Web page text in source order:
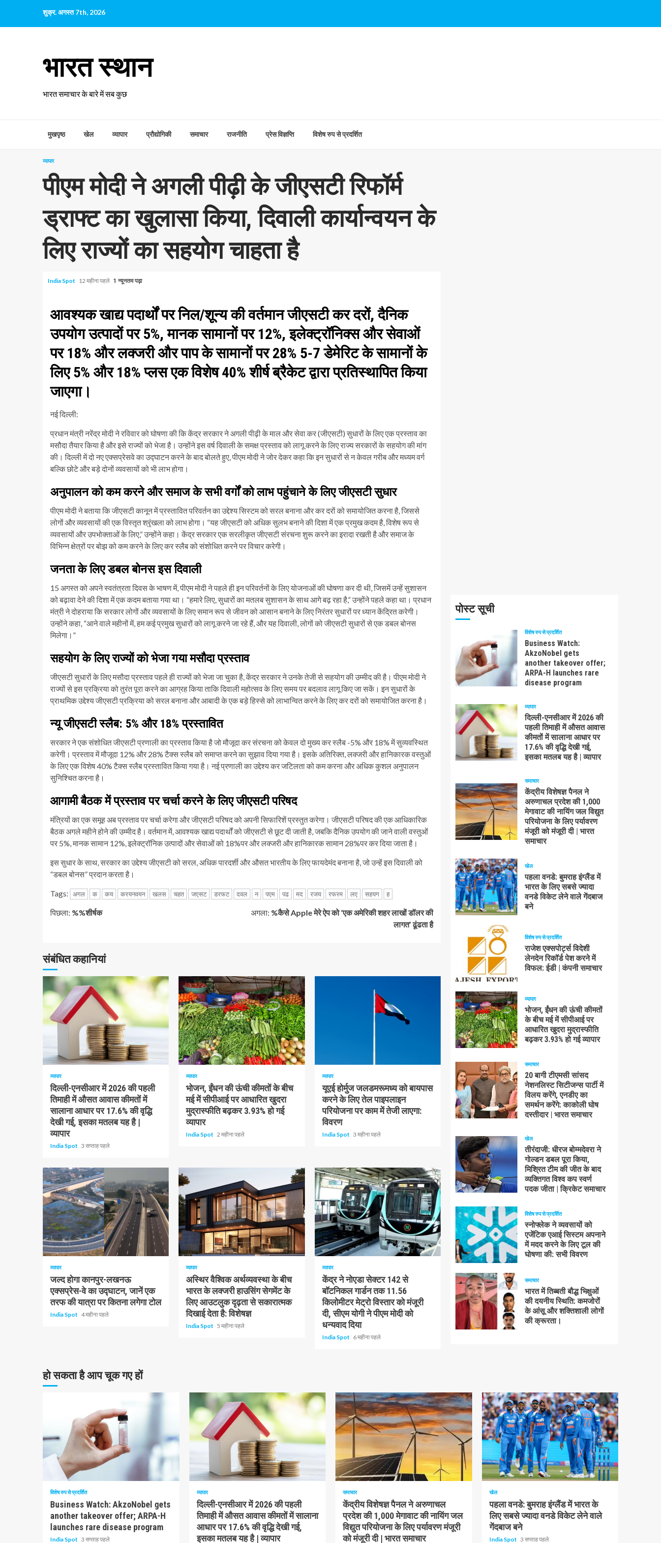
पर
शुक्र. अगस्त 7th, 2026
भारत स्थान
भारत समाचार के बारे में सब कुछ
मुखपृष्ठ खेल व्यापार प्रौद्योगिकी समाचार राजनीति प्रेस विज्ञप्ति विशेष रुप से प्रदर्शित
व्यापार
पीएम मोदी ने अगली पीढ़ी के जीएसटी रिफॉर्म
ड्राफ्ट का खुलासा किया, दिवाली कार्यान्वयन के
लिए राज्यों का सहयोग चाहता है
India Spot 12 महीना पहले 1 न्यूनतम पढ़ा
आवश्यक खाद्य पदार्थों पर निल/शून्य की वर्तमान जीएसटी कर दरों, दैनिक
उपयोग उत्पादों पर 5%, मानक सामानों पर 12%, इलेक्ट्रॉनिक्स और सेवाओं
पर 18% और लक्जरी और पाप के सामानों पर 28% 5-7 डेमेरिट के सामानों के
लिए 5% और 18% प्लस एक विशेष 40% शीर्ष ब्रैकेट द्वारा प्रतिस्थापित किया
जाएगा।
नई दिल्ली:
प्रधान मंत्री नरेंद्र मोदी ने रविवार को घोषणा की कि केंद्र सरकार ने अगली पीढ़ी के माल और सेवा कर (जीएसटी) सुधारों के लिए एक प्रस्ताव का
मसौदा तैयार किया है और इसे राज्यों को भेजा है। उन्होंने इस वर्ष दिवाली के समक्ष प्रस्ताव को लागू करने के लिए राज्य सरकारों के सहयोग की मांग
की। दिल्ली में दो नए एक्सप्रेसवे का उद्घाटन करने के बाद बोलते हुए, पीएम मोदी ने जोर देकर कहा कि इन सुधारों से न केवल गरीब और मध्यम वर्ग
बल्कि छोटे और बड़े दोनों व्यवसायों को भी लाभ होगा।
अनुपालन को कम करने और समाज के सभी वर्गों को लाभ पहुंचाने के लिए जीएसटी सुधार
पीएम मोदी ने बताया कि जीएसटी कानून में प्रस्तावित परिवर्तन का उद्देश्य सिस्टम को सरल बनाना और कर दरों को समायोजित करना है, जिससे
लोगों और व्यवसायों की एक विस्तृत श्रृंखला को लाभ होगा। “यह जीएसटी को अधिक सुलभ बनाने की दिशा में एक प्रमुख कदम है, विशेष रूप से
व्यवसायों और उपभोक्ताओं के लिए,” उन्होंने कहा। केंद्र सरकार एक सरलीकृत जीएसटी संरचना शुरू करने का इरादा रखती है और समाज के
विभिन्न क्षेत्रों पर बोझ को कम करने के लिए कर स्लैब को संशोधित करने पर विचार करेगी।
जनता के लिए डबल बोनस इस दिवाली
15 अगस्त को अपने स्वतंत्रता दिवस के भाषण में, पीएम मोदी ने पहले ही इन परिवर्तनों के लिए योजनाओं की घोषणा कर दी थी, जिसमें उन्हें सुशासन
को बढ़ावा देने की दिशा में एक कदम बताया गया था। “हमारे लिए, सुधारों का मतलब सुशासन के साथ आगे बढ़ रहा है,” उन्होंने पहले कहा था। प्रधान
मंत्री ने दोहराया कि सरकार लोगों और व्यवसायों के लिए समान रूप से जीवन को आसान बनाने के लिए निरंतर सुधारों पर ध्यान केंद्रित करेगी।
उन्होंने कहा, “आने वाले महीनों में, हम कई प्रमुख सुधारों को लागू करने जा रहे हैं, और यह दिवाली, लोगों को जीएसटी सुधारों से एक डबल बोनस
मिलेगा।”
सहयोग के लिए राज्यों को भेजा गया मसौदा प्रस्ताव
जीएसटी सुधारों के लिए मसौदा प्रस्ताव पहले ही राज्यों को भेजा जा चुका है, केंद्र सरकार ने उनके तेजी से सहयोग की उम्मीद की है। पीएम मोदी ने
राज्यों से इस प्रक्रिया को तुरंत पूरा करने का आग्रह किया ताकि दिवाली महोत्सव के लिए समय पर बदलाव लागू किए जा सकें। इन सुधारों के
प्राथमिक उद्देश्य जीएसटी प्रक्रिया को सरल बनाना और आबादी के एक बड़े हिस्से को लाभान्वित करने के लिए कर दरों को समायोजित करना है।
न्यू जीएसटी स्लैब: 5% और 18% प्रस्तावित
सरकार ने एक संशोधित जीएसटी प्रणाली का प्रस्ताव किया है जो मौजूदा कर संरचना को केवल दो मुख्य कर स्लैब -5% और 18% में सुव्यवस्थित
करेगी। प्रस्ताव में मौजूदा 12% और 28% टैक्स स्लैब को समाप्त करने का सुझाव दिया गया है। इसके अतिरिक्त, लक्जरी और हानिकारक वस्तुओं
के लिए एक विशेष 40% टैक्स स्लैब प्रस्तावित किया गया है। नई प्रणाली का उद्देश्य कर जटिलता को कम करना और अधिक कुशल अनुपालन
सुनिश्चित करना है।
आगामी बैठक में प्रस्ताव पर चर्चा करने के लिए जीएसटी परिषद
मंत्रियों का एक समूह अब प्रस्ताव पर चर्चा करेगा और जीएसटी परिषद को अपनी सिफारिशें प्रस्तुत करेगा। जीएसटी परिषद की एक आधिकारिक
बैठक अगले महीने होने की उम्मीद है। वर्तमान में, आवश्यक खाद्य पदार्थों को जीएसटी से छूट दी जाती है, जबकि दैनिक उपयोग की जाने वाली वस्तुओं
पर 5%, मानक सामान 12%, इलेक्ट्रॉनिक उत्पादों और सेवाओं को 18%पर और लक्जरी और हानिकारक सामान 28%पर कर दिया जाता है।
इस सुधार के साथ, सरकार का उद्देश्य जीएसटी को सरल, अधिक पारदर्शी और औसत भारतीय के लिए फायदेमंद बनाना है, जो उन्हें इस दिवाली को
“डबल बोनस” प्रदान करता है।
Tags: अगल क कय करयनवयन खलस चहत जएसट डरफट दवल न पएम पढ मद रजय रफरम लए सहयग ह
जारी
पढ़
रहे
हैं
पिछला: %%शीर्षक अगला: %कैसे Apple मेरे ऐप को ‘एक अमेरिकी शहर लाखों डॉलर की
लागत’ ढूंढता है
संबंधित कहानियां
1 न्यूनतम पढ़ा
व्यापार
दिल्ली-एनसीआर में 2026 की पहली
तिमाही में औसत आवास कीमतों में
सालाना आधार पर 17.6% की वृद्धि
देखी गई, इसका मतलब यह है |
व्यापार
India Spot 3 सप्ताह पहले
1 न्यूनतम पढ़ा
व्यापार
भोजन, ईंधन की ऊंची कीमतों के बीच
मई में सीपीआई पर आधारित खुदरा
मुद्रास्फीति बढ़कर 3.93% हो गई
व्यापार
India Spot 2 महीना पहले
व्यापार
यूएई होर्मुज जलडमरूमध्य को बायपास
करने के लिए तेल पाइपलाइन
परियोजना पर काम में तेजी लाएगा:
विवरण
India Spot 3 महीना पहले
1 न्यूनतम पढ़ा
व्यापार
जल्द होगा कानपुर-लखनऊ
एक्सप्रेस-वे का उद्घाटन, जानें एक
तरफ की यात्रा पर कितना लगेगा टोल
India Spot 4 महीना पहले
1 न्यूनतम पढ़ा
व्यापार
अस्थिर वैश्विक अर्थव्यवस्था के बीच
भारत के लक्जरी हाउसिंग सेगमेंट के
लिए आउटलुक दृढ़ता से सकारात्मक
दिखाई देता है: विशेषज्ञ
India Spot 5 महीना पहले
1 न्यूनतम पढ़ा
व्यापार
केंद्र ने नोएडा सेक्टर 142 से
बॉटनिकल गार्डन तक 11.56
किलोमीटर मेट्रो विस्तार को मंजूरी
दी, सीएम योगी ने पीएम मोदी को
धन्यवाद दिया
India Spot 6 महीना पहले
पोस्ट सूची
विशेष रुप से प्रदर्शित
Business Watch:
AkzoNobel gets
another takeover offer;
ARPA-H launches rare
disease program
व्यापार
दिल्ली-एनसीआर में 2026 की
पहली तिमाही में औसत आवास
कीमतों में सालाना आधार पर
17.6% की वृद्धि देखी गई,
इसका मतलब यह है | व्यापार
समाचार
केंद्रीय विशेषज्ञ पैनल ने
अरुणाचल प्रदेश की 1,000
मेगावाट की नायिंग जल विद्युत
परियोजना के लिए पर्यावरण
मंजूरी को मंजूरी दी | भारत
समाचार
खेल
पहला वनडे: बुमराह इंग्लैंड में
भारत के लिए सबसे ज्यादा
वनडे विकेट लेने वाले गेंदबाज
बने
विशेष रुप से प्रदर्शित
राजेश एक्सपोर्ट्स विदेशी
लेनदेन रिकॉर्ड पेश करने में
विफल: ईडी | कंपनी समाचार
व्यापार
भोजन, ईंधन की ऊंची कीमतों
के बीच मई में सीपीआई पर
आधारित खुदरा मुद्रास्फीति
बढ़कर 3.93% हो गई व्यापार
समाचार
20 बागी टीएमसी सांसद
नेशनलिस्ट सिटीजन्स पार्टी में
विलय करेंगे, एनडीए का
समर्थन करेंगे: काकोली घोष
दस्तीदार | भारत समाचार
खेल
तीरंदाजी: धीरज बोम्मदेवरा ने
गोल्डन डबल पूरा किया,
मिश्रित टीम की जीत के बाद
व्यक्तिगत विश्व कप स्वर्ण
पदक जीता | क्रिकेट समाचार
विशेष रुप से प्रदर्शित
स्नोफ्लेक ने व्यवसायों को
एजेंटिक एआई सिस्टम अपनाने
में मदद करने के लिए टूल की
घोषणा की: सभी विवरण
समाचार
भारत में तिब्बती बौद्ध भिक्षुओं
की दयनीय स्थिति: कमजोरों
के आंसू और शक्तिशाली लोगों
की क्रूरता।
हो सकता है आप चूक गए हों
10 न्यूनतम पढ़ा
विशेष रुप से प्रदर्शित
Business Watch: AkzoNobel gets
another takeover offer; ARPA-H
launches rare disease program
India Spot 3 सप्ताह पहले
1 न्यूनतम पढ़ा
व्यापार
दिल्ली-एनसीआर में 2026 की पहली
तिमाही में औसत आवास कीमतों में सालाना
आधार पर 17.6% की वृद्धि देखी गई,
इसका मतलब यह है | व्यापार
1 न्यूनतम पढ़ा
समाचार
केंद्रीय विशेषज्ञ पैनल ने अरुणाचल
प्रदेश की 1,000 मेगावाट की नायिंग जल
विद्युत परियोजना के लिए पर्यावरण मंजूरी
को मंजूरी दी | भारत समाचार
1 न्यूनतम पढ़ा
खेल
पहला वनडे: बुमराह इंग्लैंड में भारत के
लिए सबसे ज्यादा वनडे विकेट लेने वाले
गेंदबाज बने
India Spot 3 सप्ताह पहले